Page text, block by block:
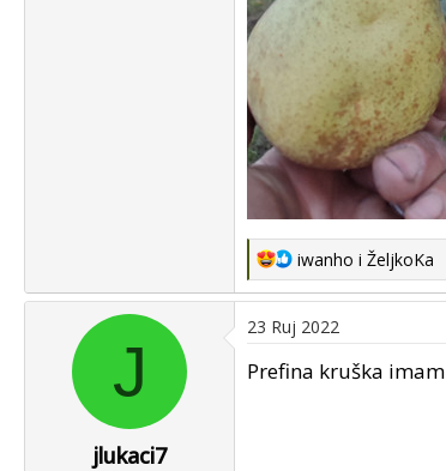
R
e
a
c
i
iwanho i ŽeljkoKa
J
jlukaci7
23 Ruj 2022
Prefina kruška